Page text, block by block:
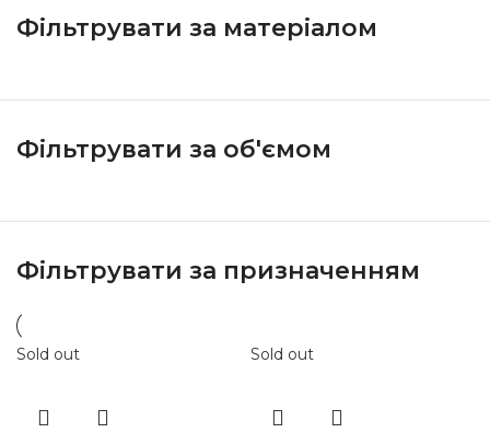
Фільтрувати за матеріалом
Фільтрувати за об'ємом
Фільтрувати за призначенням
Sold out Sold out